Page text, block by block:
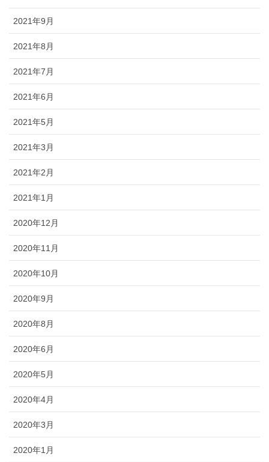
2021年9月
2021年8月
2021年7月
2021年6月
2021年5月
2021年3月
2021年2月
2021年1月
2020年12月
2020年11月
2020年10月
2020年9月
2020年8月
2020年6月
2020年5月
2020年4月
2020年3月
2020年1月